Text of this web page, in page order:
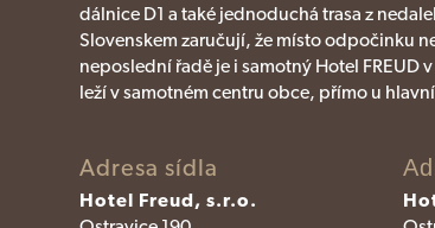
dálnice D1 a také jednoduchá trasa z
Slovenskem zaručují, že místo odpočinku
neposlední řadě je i samotný Hotel FREUD
leží v samotném centru obce, přímo u
Adresa sídla
Hotel Freud, s.r.o.